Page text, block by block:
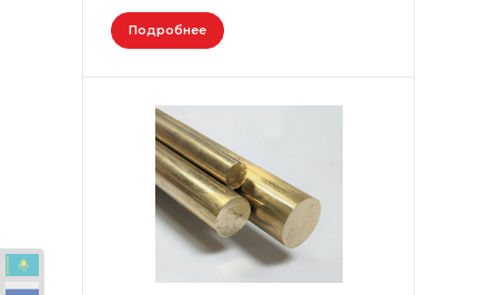
Подробнее